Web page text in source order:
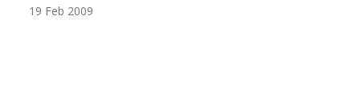
19 Feb 2009